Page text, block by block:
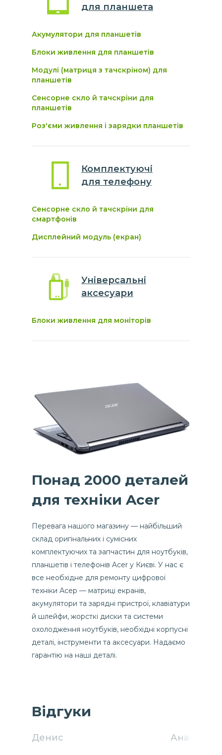
для планшета
Акумулятори для планшетів
Блоки живлення для планшетів
Модулі (матриця з тачскріном) для
планшетів
Сенсорне скло й тачскріни для
планшетів
Роз'єми живлення і зарядки планшетів
Комплектуючі
для телефону
Сенсорне скло й тачскріни для
смартфонів
Дисплейний модуль (екран)
Універсальні
аксесуари
Блоки живлення для моніторів
Понад 2000 деталей
для техніки Acer
Перевага нашого магазину — найбільший
склад оригінальних і сумісних
комплектуючих та запчастин для ноутбуків,
планшетів і телефонів Acer у Києві. У нас є
все необхідне для ремонту цифрової
техніки Асер — матриці екранів,
акумулятори та зарядні пристрої, клавіатури
й шлейфи, жорсткі диски та системи
охолодження ноутбуків, необхідні корпусні
деталі, інструменти та аксесуари. Надаємо
гарантію на наші деталі.
Відгуки
Денис Анастасия